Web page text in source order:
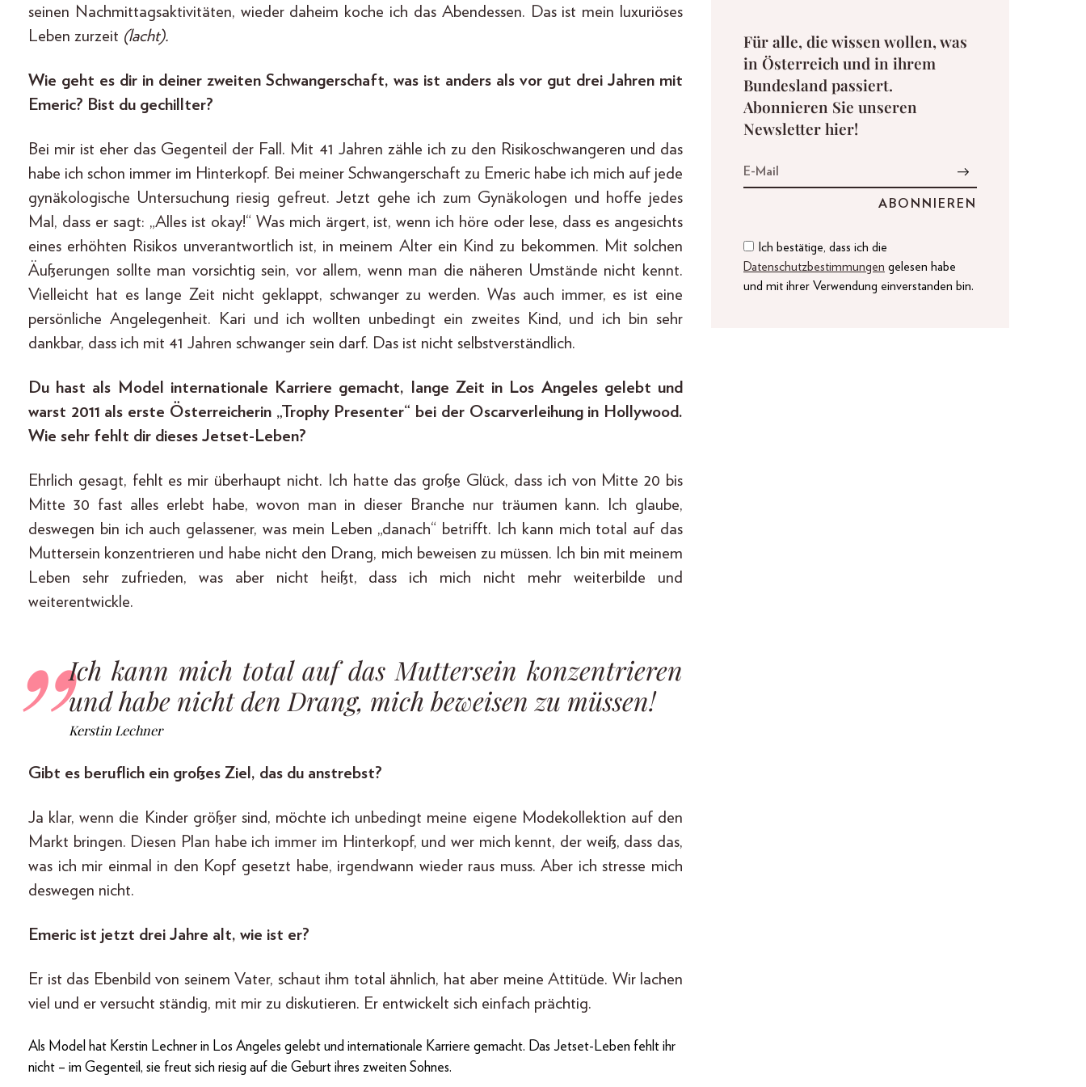
seinen Nachmittagsaktivitäten, wieder daheim koche ich das Abendessen. Das ist mein luxuriöses
Leben zurzeit (lacht).
Wie geht es dir in deiner zweiten Schwangerschaft, was ist anders als vor gut drei Jahren mit
Emeric? Bist du gechillter?
Bei mir ist eher das Gegenteil der Fall. Mit 41 Jahren zähle ich zu den Risikoschwangeren und das
habe ich schon immer im Hinterkopf. Bei meiner Schwangerschaft zu Emeric habe ich mich auf jede
gynäkologische Untersuchung riesig gefreut. Jetzt gehe ich zum Gynäkologen und hoffe jedes
Mal, dass er sagt: „Alles ist okay!“ Was mich ärgert, ist, wenn ich höre oder lese, dass es angesichts
eines erhöhten Risikos unverantwortlich ist, in meinem Alter ein Kind zu bekommen. Mit solchen
Äußerungen sollte man vorsichtig sein, vor allem, wenn man die näheren Umstände nicht kennt.
Vielleicht hat es lange Zeit nicht geklappt, schwanger zu werden. Was auch immer, es ist eine
persönliche Angelegenheit. Kari und ich wollten unbedingt ein zweites Kind, und ich bin sehr
dankbar, dass ich mit 41 Jahren schwanger sein darf. Das ist nicht selbstverständlich.
Du hast als Model internationale Karriere gemacht, lange Zeit in Los Angeles gelebt und
warst 2011 als erste Österreicherin „Trophy Presenter“ bei der Oscarverleihung in Hollywood.
Wie sehr fehlt dir dieses Jetset-Leben?
Ehrlich gesagt, fehlt es mir überhaupt nicht. Ich hatte das große Glück, dass ich von Mitte 20 bis
Mitte 30 fast alles erlebt habe, wovon man in dieser Branche nur träumen kann. Ich glaube,
deswegen bin ich auch gelassener, was mein Leben „danach“ betrifft. Ich kann mich total auf das
Muttersein konzentrieren und habe nicht den Drang, mich beweisen zu müssen. Ich bin mit meinem
Leben sehr zufrieden, was aber nicht heißt, dass ich mich nicht mehr weiterbilde und
weiterentwickle.
Ich kann mich total auf das Muttersein konzentrieren
und habe nicht den Drang, mich beweisen zu müssen!
Kerstin Lechner
Gibt es beruflich ein großes Ziel, das du anstrebst?
Ja klar, wenn die Kinder größer sind, möchte ich unbedingt meine eigene Modekollektion auf den
Markt bringen. Diesen Plan habe ich immer im Hinterkopf, und wer mich kennt, der weiß, dass das,
was ich mir einmal in den Kopf gesetzt habe, irgendwann wieder raus muss. Aber ich stresse mich
deswegen nicht.
Emeric ist jetzt drei Jahre alt, wie ist er?
Er ist das Ebenbild von seinem Vater, schaut ihm total ähnlich, hat aber meine Attitüde. Wir lachen
viel und er versucht ständig, mit mir zu diskutieren. Er entwickelt sich einfach prächtig.
Als Model hat Kerstin Lechner in Los Angeles gelebt und internationale Karriere gemacht. Das Jetset-Leben fehlt ihr
nicht – im Gegenteil, sie freut sich riesig auf die Geburt ihres zweiten Sohnes.
Für alle, die wissen wollen, was
in Österreich und in ihrem
Bundesland passiert.
Abonnieren Sie unseren
Newsletter hier!
Ich bestätige, dass ich die
Datenschutzbestimmungen gelesen habe
und mit ihrer Verwendung einverstanden bin.